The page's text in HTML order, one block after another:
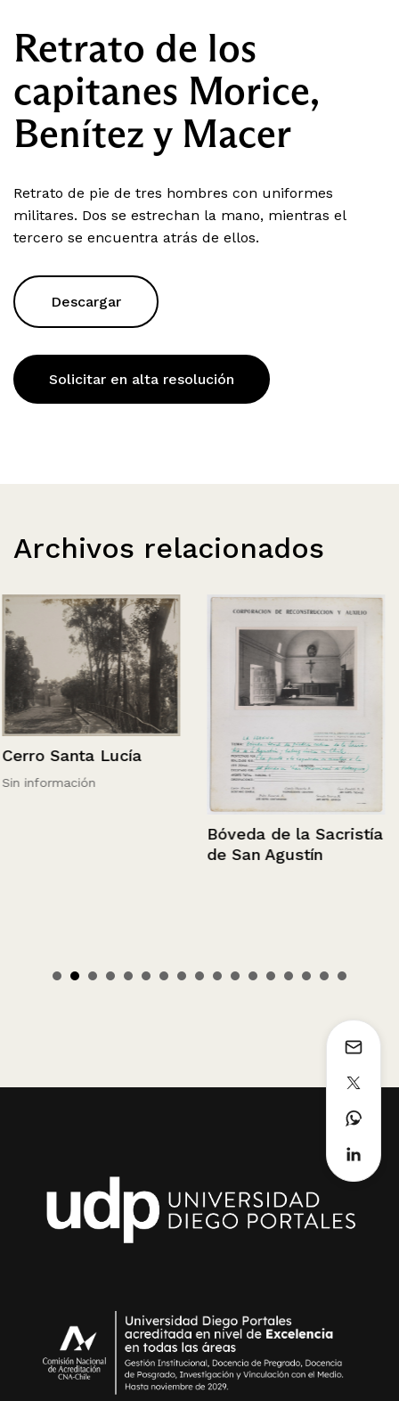
Retrato de los
capitanes Morice,
Benítez y Macer
Retrato de pie de tres hombres con uniformes
militares. Dos se estrechan la mano, mientras el
tercero se encuentra atrás de ellos.
Descargar
Solicitar en alta resolución
Archivos relacionados
Cerro Santa Lucía
Sin información
Bóveda de la Sacristía
de San Agustín